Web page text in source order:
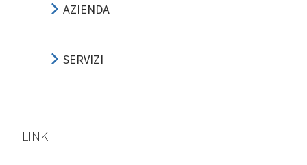
AZIENDA
SERVIZI
LINK